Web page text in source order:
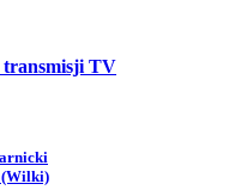
transmisji TV
(Wilki)